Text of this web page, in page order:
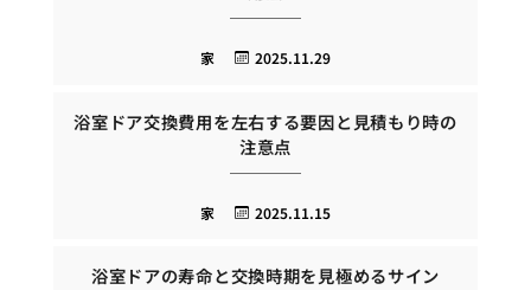
2025.11.29
家
浴室ドア交換費用を左右する要因と見積もり時の
注意点
2025.11.15
家
浴室ドアの寿命と交換時期を見極めるサイン